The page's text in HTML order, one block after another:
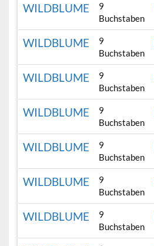
WILDBLUME
9
Buchstaben
WILDBLUME
9
Buchstaben
WILDBLUME
9
Buchstaben
WILDBLUME
9
Buchstaben
WILDBLUME
9
Buchstaben
WILDBLUME
9
Buchstaben
WILDBLUME
9
Buchstaben